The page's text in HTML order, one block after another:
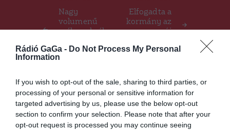
Rádió GaGa - Do Not Process My Personal
Information
If you wish to opt-out of the sale, sharing to third parties, or
processing of your personal or sensitive information for
targeted advertising by us, please use the below opt-out
section to confirm your selection. Please note that after your
opt-out request is processed you may continue seeing
navigáció
Nagy
volumenű
méhnyakrák
programot
indítanak a
Elfogadta a
kormány az
új
intézkedése
Ez is érdekelheti